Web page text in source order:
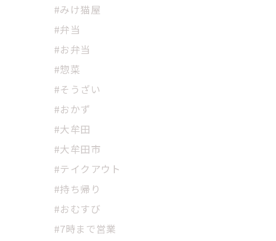
#みけ猫屋
#弁当
#お弁当
#惣菜
#そうざい
#おかず
#大牟田
#大牟田市
#テイクアウト
#持ち帰り
#おむすび
#7時まで営業